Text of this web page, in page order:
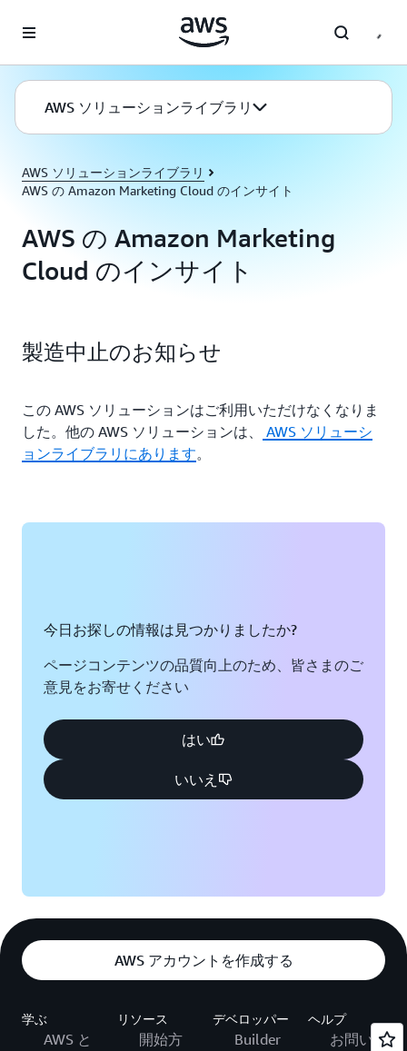
AWS ソリューションライブラリ
AWS ソリューションライブラリ
AWS の Amazon Marketing Cloud のインサイト
AWS の Amazon Marketing
Cloud のインサイト
製造中止のお知らせ
この AWS ソリューションはご利用いただけなくなりま
した。他の AWS ソリューションは、
AWS ソリューシ
ョンライブラリにあります。
今日お探しの情報は見つかりましたか?
ページコンテンツの品質向上のため、皆さまのご
意見をお寄せください
はい
いいえ
AWS アカウントを作成する
学ぶ
AWS と
リソース
開始方
デベロッパー
Builder
ヘルプ
お問い